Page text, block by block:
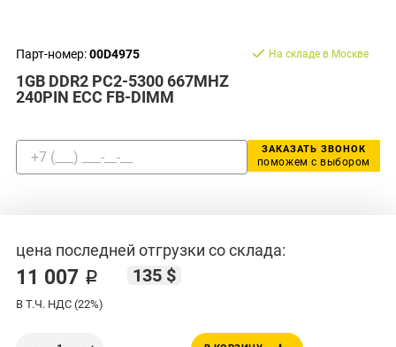
Парт-номер:00D4975
1GB DDR2 PC2-5300 667MHZ
240PIN ECC FB-DIMM
На складе в Москве
ЗАКАЗАТЬ ЗВОНОК
поможем с выбором
цена последней отгрузки со склада:
11 007 ₽ 135 $
В Т.Ч. НДС (22%)